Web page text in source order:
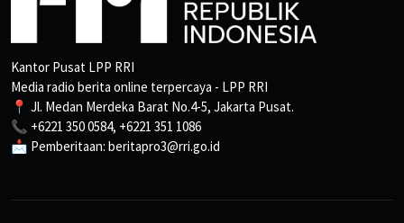
Kantor Pusat LPP RRI
Media radio berita online terpercaya - LPP RRI
📍 Jl. Medan Merdeka Barat No.4-5, Jakarta Pusat.
📞 +6221 350 0584, +6221 351 1086
📩 Pemberitaan: beritapro3@rri.go.id